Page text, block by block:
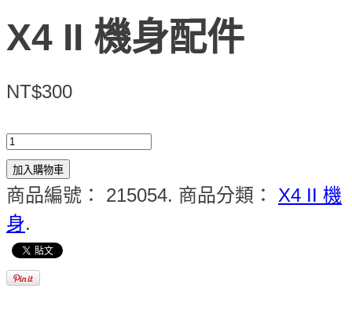
X4 II 機身配件
NT$300
加入購物車
商品編號： 215054. 商品分類： X4 II 機
身.